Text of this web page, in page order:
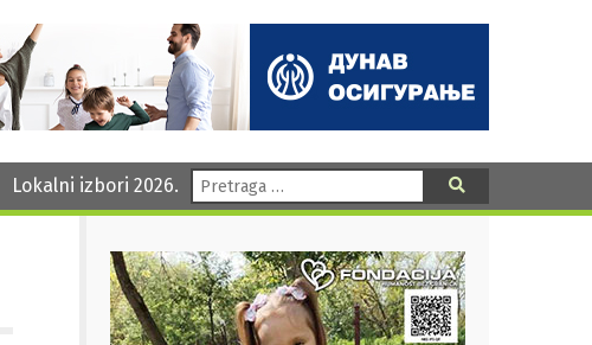
Lokalni izbori 2026. Pretraga: